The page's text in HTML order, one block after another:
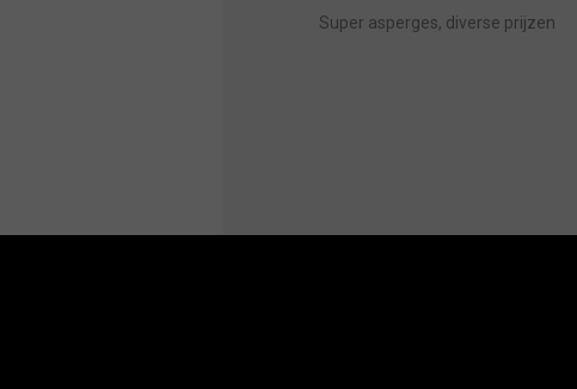
Super asperges, diverse prijzen